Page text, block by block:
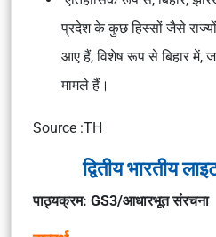
प्रदेश के कुछ हिस्सों जैसे
आए हैं, विशेष रूप से बिहार में,
मामले हैं।
Source :TH
द्वितीय भारतीय
पाठ्यक्रम: GS3/आधारभूत संरचना